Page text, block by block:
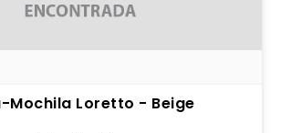
Mochila Loretto - Beige